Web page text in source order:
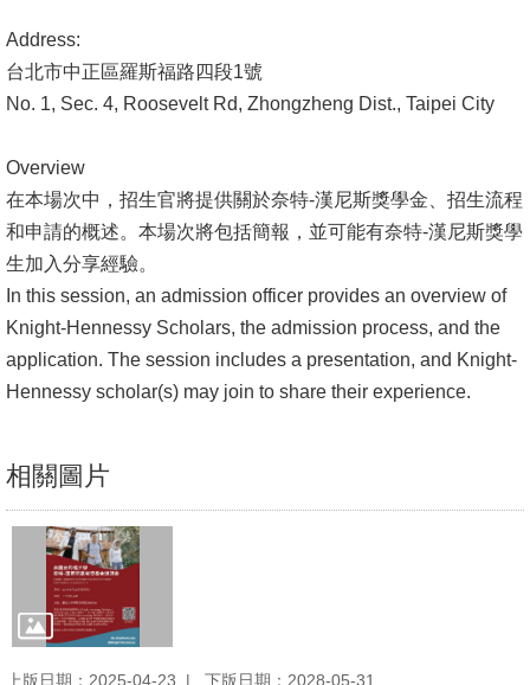
資
書
回
頁
臺
頁
覽
Address:
台北市中正區羅斯福路四段1號
No. 1, Sec. 4, Roosevelt Rd, Zhongzheng Dist., Taipei City
Overview
在本場次中，招生官將提供關於奈特-漢尼斯獎學金、招生流程
和申請的概述。本場次將包括簡報，並可能有奈特-漢尼斯獎學
生加入分享經驗。
In this session, an admission officer provides an overview of
Knight-Hennessy Scholars, the admission process, and the
application. The session includes a presentation, and Knight-
Hennessy scholar(s) may join to share their experience.
相關圖片
上版日期：2025-04-23 下版日期：2028-05-31